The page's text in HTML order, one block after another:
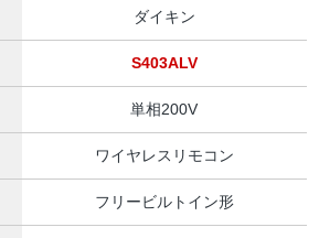
ダイキン
S403ALV
単相200V
ワイヤレスリモコン
フリービルトイン形